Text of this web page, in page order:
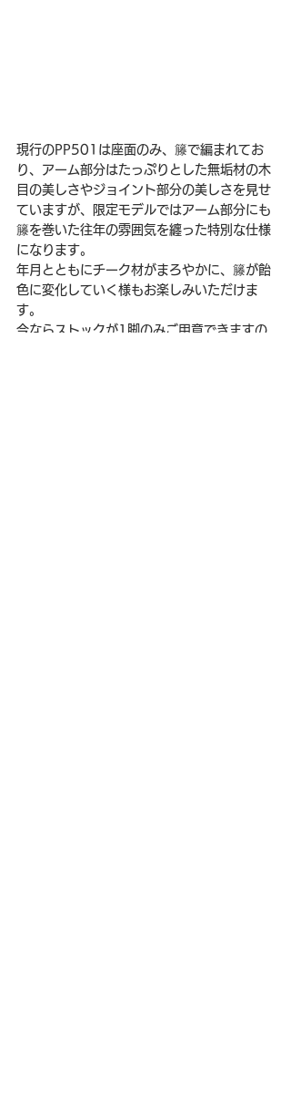
現行のPP501は座面のみ、籐で編まれてお
り、アーム部分はたっぷりとした無垢材の木
目の美しさやジョイント部分の美しさを見せ
ていますが、限定モデルではアーム部分にも
籐を巻いた往年の雰囲気を纏った特別な仕様
になります。
年月とともにチーク材がまろやかに、籐が飴
色に変化していく様もお楽しみいただけま
す。
今ならストックが1脚のみご用意できますの